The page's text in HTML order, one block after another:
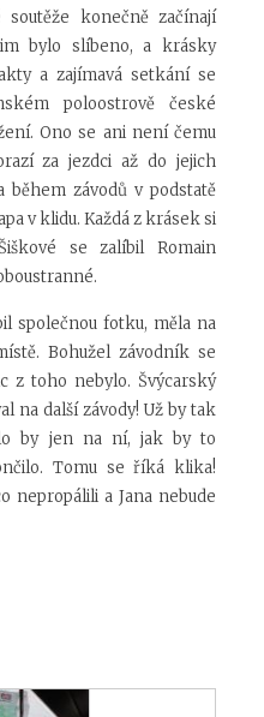
konečně začínají
bylo slíbeno, a krásky
a zajímavá setkání se
poloostrově české
Ono se ani není čemu
za jezdci až do jejich
během závodů v podstatě
v klidu. Každá z krásek si
se zalíbil Romain
společnou fotku, měla na
Bohužel závodník se
z toho nebylo. Švýcarský
na další závody! Už by tak
by jen na ní, jak by to
Tomu se říká klika!
nepropálili a Jana nebude